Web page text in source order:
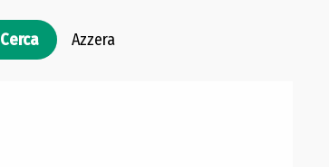
Cerca Azzera